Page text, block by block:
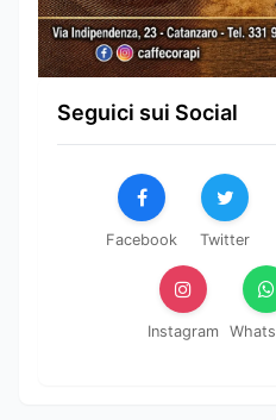
Seguici sui Social
Facebook Twitter
Instagram